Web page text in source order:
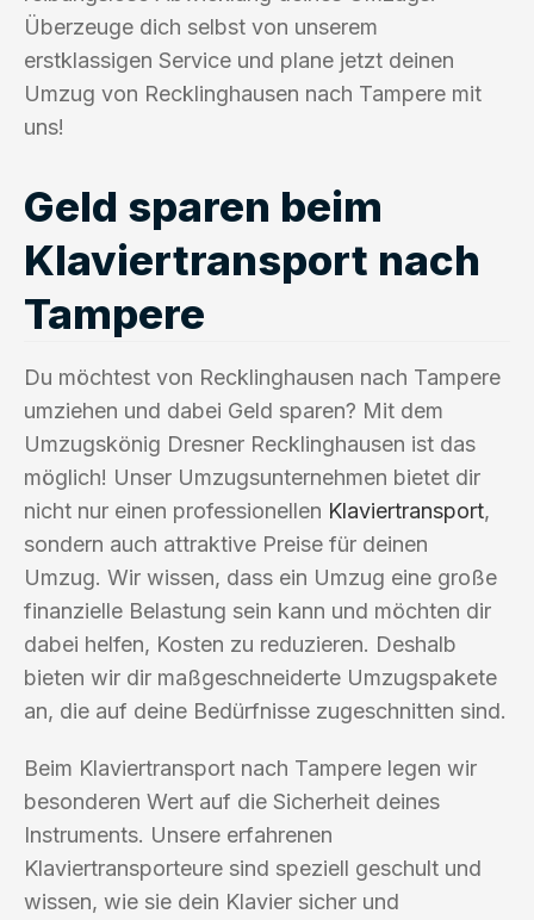
Überzeuge dich selbst von unserem
erstklassigen Service und plane jetzt deinen
Umzug von Recklinghausen nach Tampere mit
uns!
Geld sparen beim
Klaviertransport nach
Tampere
Du möchtest von Recklinghausen nach Tampere
umziehen und dabei Geld sparen? Mit dem
Umzugskönig Dresner Recklinghausen ist das
möglich! Unser Umzugsunternehmen bietet dir
nicht nur einen professionellen Klaviertransport,
sondern auch attraktive Preise für deinen
Umzug. Wir wissen, dass ein Umzug eine große
finanzielle Belastung sein kann und möchten dir
dabei helfen, Kosten zu reduzieren. Deshalb
bieten wir dir maßgeschneiderte Umzugspakete
an, die auf deine Bedürfnisse zugeschnitten sind.
Beim Klaviertransport nach Tampere legen wir
besonderen Wert auf die Sicherheit deines
Instruments. Unsere erfahrenen
Klaviertransporteure sind speziell geschult und
wissen, wie sie dein Klavier sicher und